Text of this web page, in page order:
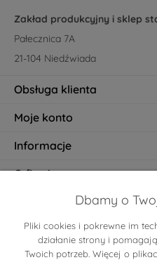
Zakład produkcyjny i sklep
Pałecznica 7A
21-104 Niedźwiada
Obsługa klienta
Moje konto
Informacje
O firmie
Certyfikaty
Dbamy o
Pliki cookies i pokrewne im
działanie strony i
Twoich potrzeb. Więcej o